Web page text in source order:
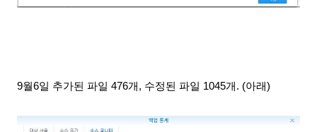
9월6일 추가된 파일 476개, 수정된 파일 1045개. (아래)